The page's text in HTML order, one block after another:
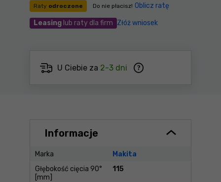
Raty odroczone Do nie płacisz! Oblicz ratę
Leasing lub raty dla firm Złóż wniosek
U Ciebie za 2-3 dni
Informacje
Marka
Makita
Głębokość cięcia 90°
[mm]
115